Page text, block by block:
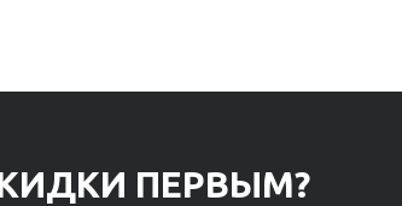
ПЕРВЫМ?